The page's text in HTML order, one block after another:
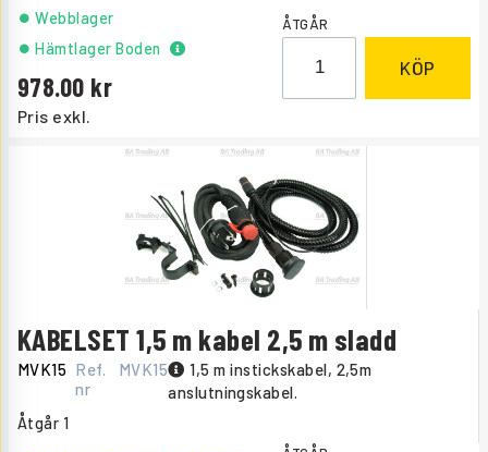
Pris exkl.
978.00
Webblager
Hämtlager Boden
ÅTGÅR
KÖP
KABELSET 1,5 m kabel 2,5 m sladd
MVK15 Ref.
nr
MVK15
1,5 m instickskabel, 2,5m
anslutningskabel.
Åtgår 1